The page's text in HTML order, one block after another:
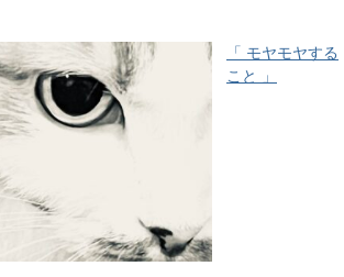
「 モヤモヤする
こと 」